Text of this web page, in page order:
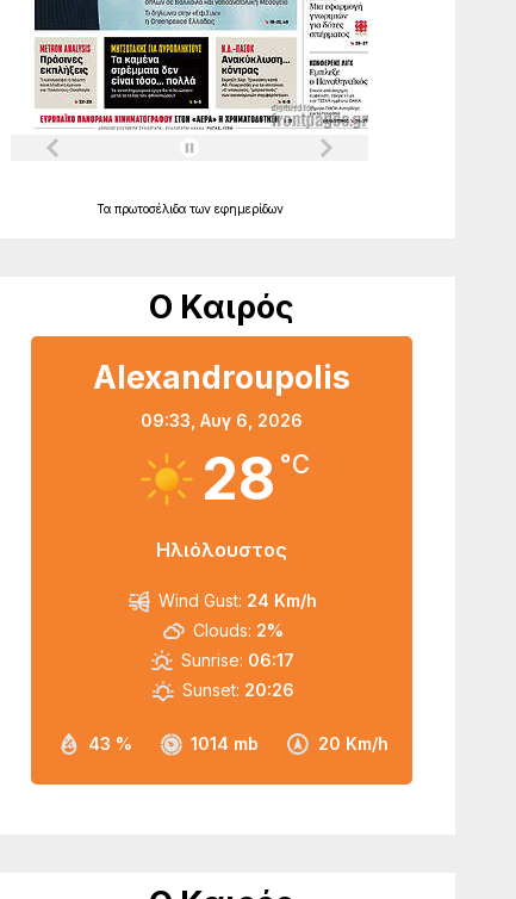
Τα πρωτοσέλιδα των εφημερίδων
Ο Καιρός
Alexandroupolis
09:33, Αυγ 6, 2026
28 °C
Ηλιόλουστος
43 % 1014 mb 20 Km/h
Wind Gust: 24 Km/h
Clouds: 2%
Sunrise: 06:17
Sunset: 20:26